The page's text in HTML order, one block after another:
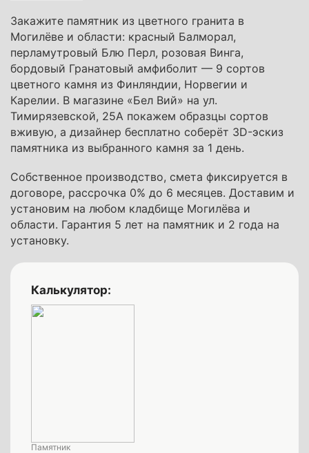
Закажите памятник из цветного гранита в
Могилёве и области: красный Балморал,
перламутровый Блю Перл, розовая Винга,
бордовый Гранатовый амфиболит — 9 сортов
цветного камня из Финляндии, Норвегии и
Карелии. В магазине «Бел Вий» на ул.
Тимирязевской, 25А покажем образцы сортов
вживую, а дизайнер бесплатно соберёт 3D-эскиз
памятника из выбранного камня за 1 день.
Собственное производство, смета фиксируется в
договоре, рассрочка 0% до 6 месяцев. Доставим и
установим на любом кладбище Могилёва и
области. Гарантия 5 лет на памятник и 2 года на
установку.
Калькулятор:
Памятник